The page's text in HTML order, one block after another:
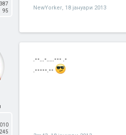
387
95 NewYorker, 18 јануари 2013
245
.--...-.....--- .-
.-----.--